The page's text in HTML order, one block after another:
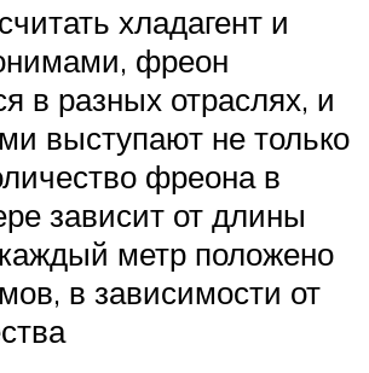
хладагент и
фреон
в разных отраслях, и
выступают не только
фреона в
зависит от длины
метр положено
в зависимости от